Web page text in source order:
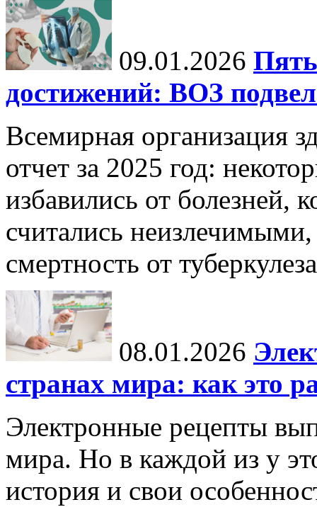
09.01.2026
достижений: ВОЗ
Всемирная организация
отчет за 2025 год:
избавились от болезней,
считались неизлечимыми,
смертность от
08.01.2026
странах мира: как это
Электронные рецепты
мира. Но в каждой из у
история и свои